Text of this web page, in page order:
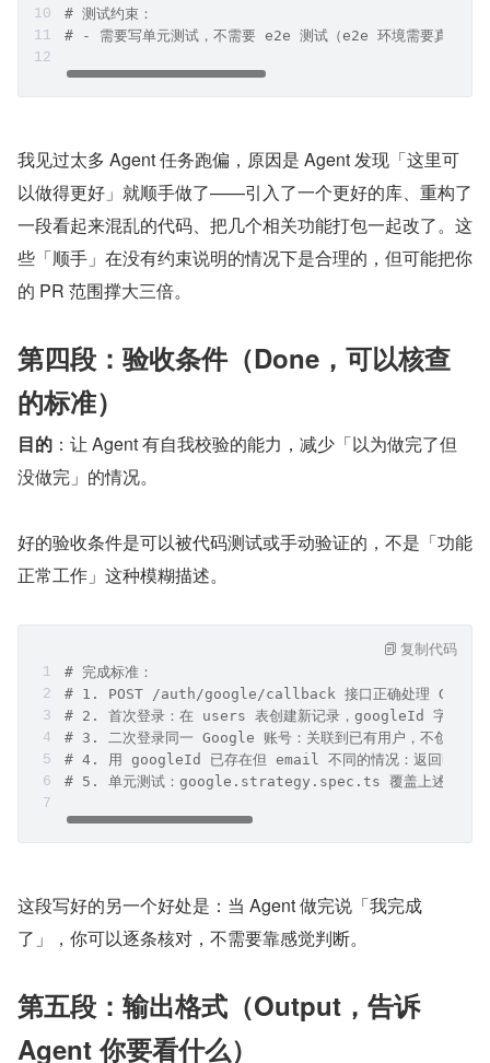
# 测试约束：
# - 需要写单元测试，不需要 e2e 测试（e2e 环境需要真实
我见过太多 Agent 任务跑偏，原因是 Agent 发现「这里可
以做得更好」就顺手做了——引入了一个更好的库、重构了
一段看起来混乱的代码、把几个相关功能打包一起改了。这
些「顺手」在没有约束说明的情况下是合理的，但可能把你
的 PR 范围撑大三倍。
第四段：验收条件（Done，可以核查
的标准）
目的 ：让 Agent 有自我校验的能力，减少「以为做完了但
没做完」的情况。
好的验收条件是可以被代码测试或手动验证的，不是「功能
正常工作」这种模糊描述。
# 完成标准：
# 1. POST /auth/google/callback 接口正确处理
# 2. 首次登录：在 users 表创建新记录，googleId 字段有值
# 3. 二次登录同一 Google 账号：关联到已有用户，不创建重
# 4. 用 googleId 已存在但 email 不同的情况：返回明确错
# 5. 单元测试：google.strategy.spec.ts 覆盖上述 3 个场
复制代码
这段写好的另一个好处是：当 Agent 做完说「我完成
了」，你可以逐条核对，不需要靠感觉判断。
第五段：输出格式（Output，告诉
Agent 你要看什么）